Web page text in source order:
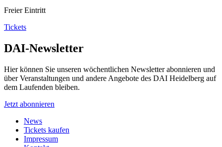
Freier Eintritt
Tickets
DAI-Newsletter
Hier können Sie unseren wöchentlichen Newsletter abonnieren und
über Veranstaltungen und andere Angebote des DAI Heidelberg auf
dem Laufenden bleiben.
Jetzt abonnieren
News
Tickets kaufen
Impressum